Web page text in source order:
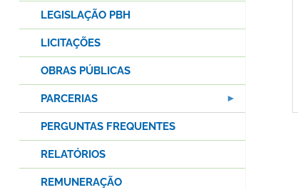
LEGISLAÇÃO PBH
LICITAÇÕES
OBRAS PÚBLICAS
PARCERIAS
PERGUNTAS FREQUENTES
RELATÓRIOS
REMUNERAÇÃO